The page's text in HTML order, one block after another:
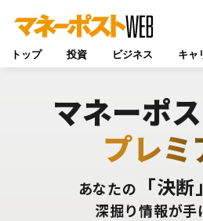
トップ 投資 ビジネス キャ
マネーポ
プレミ
あなたの 「決断」
深掘り情報が手